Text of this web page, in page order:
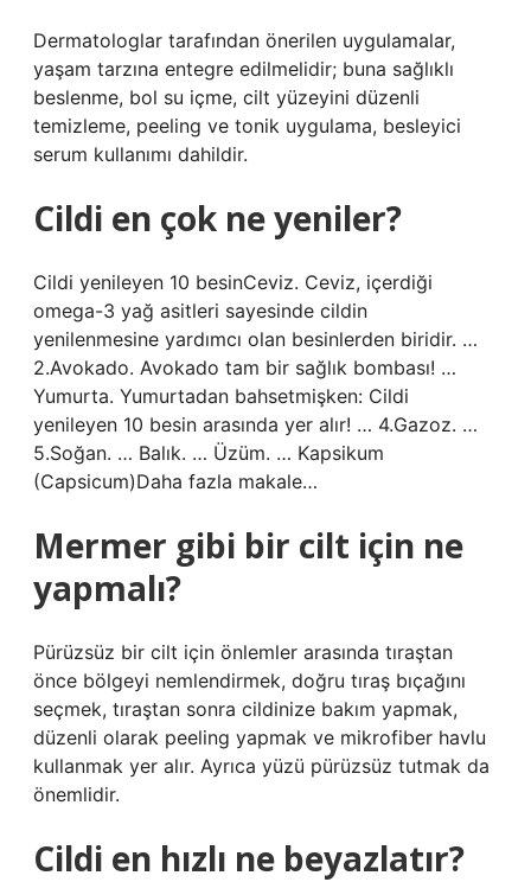
Dermatologlar tarafından önerilen uygulamalar,
yaşam tarzına entegre edilmelidir; buna sağlıklı
beslenme, bol su içme, cilt yüzeyini düzenli
temizleme, peeling ve tonik uygulama, besleyici
serum kullanımı dahildir.
Cildi en çok ne yeniler?
Cildi yenileyen 10 besinCeviz. Ceviz, içerdiği
omega-3 yağ asitleri sayesinde cildin
yenilenmesine yardımcı olan besinlerden biridir. …
2.Avokado. Avokado tam bir sağlık bombası! …
Yumurta. Yumurtadan bahsetmişken: Cildi
yenileyen 10 besin arasında yer alır! … 4.Gazoz. …
5.Soğan. … Balık. … Üzüm. … Kapsikum
(Capsicum)Daha fazla makale…
Mermer gibi bir cilt için ne
yapmalı?
Pürüzsüz bir cilt için önlemler arasında tıraştan
önce bölgeyi nemlendirmek, doğru tıraş bıçağını
seçmek, tıraştan sonra cildinize bakım yapmak,
düzenli olarak peeling yapmak ve mikrofiber havlu
kullanmak yer alır. Ayrıca yüzü pürüzsüz tutmak da
önemlidir.
Cildi en hızlı ne beyazlatır?